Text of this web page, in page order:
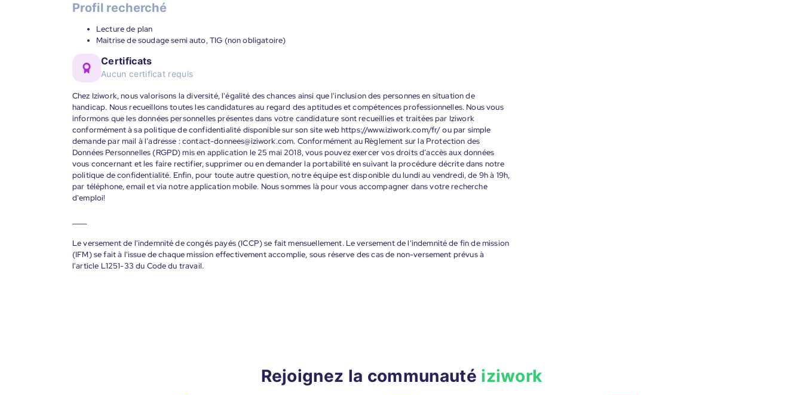
Profil recherché
Lecture de plan
Maitrise de soudage semi auto, TIG (non obligatoire)
Certificats
Aucun certificat requis
Chez Iziwork, nous valorisons la diversité, l'égalité des chances ainsi que l'inclusion des personnes en situation de
handicap. Nous recueillons toutes les candidatures au regard des aptitudes et compétences professionnelles. Nous vous
informons que les données personnelles présentes dans votre candidature sont recueillies et traitées par Iziwork
conformément à sa politique de confidentialité disponible sur son site web https://www.iziwork.com/fr/ ou par simple
demande par mail à l’adresse : contact-donnees@iziwork.com. Conformément au Règlement sur la Protection des
Données Personnelles (RGPD) mis en application le 25 mai 2018, vous pouvez exercer vos droits d’accès aux données
vous concernant et les faire rectifier, supprimer ou en demander la portabilité en suivant la procédure décrite dans notre
politique de confidentialité. Enfin, pour toute autre question, notre équipe est disponible du lundi au vendredi, de 9h à 19h,
par téléphone, email et via notre application mobile. Nous sommes là pour vous accompagner dans votre recherche
d'emploi!
Le versement de l'indemnité de congés payés (ICCP) se fait mensuellement. Le versement de l'indemnité de fin de mission
(IFM) se fait à l'issue de chaque mission effectivement accomplie, sous réserve des cas de non-versement prévus à
l'article L1251-33 du Code du travail.
Rejoignez la communauté iziwork